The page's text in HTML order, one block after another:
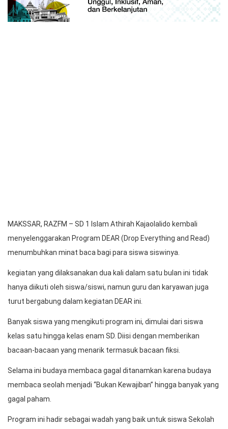
MAKSSAR, RAZFM – SD 1 Islam Athirah Kajaolalido kembali
menyelenggarakan Program DEAR (Drop Everything and Read)
menumbuhkan minat baca bagi para siswa siswinya.
kegiatan yang dilaksanakan dua kali dalam satu bulan ini tidak
hanya diikuti oleh siswa/siswi, namun guru dan karyawan juga
turut bergabung dalam kegiatan DEAR ini.
Banyak siswa yang mengikuti program ini, dimulai dari siswa
kelas satu hingga kelas enam SD. Diisi dengan memberikan
bacaan-bacaan yang menarik termasuk bacaan fiksi.
Selama ini budaya membaca gagal ditanamkan karena budaya
membaca seolah menjadi “Bukan Kewajiban” hingga banyak yang
gagal paham.
Program ini hadir sebagai wadah yang baik untuk siswa Sekolah